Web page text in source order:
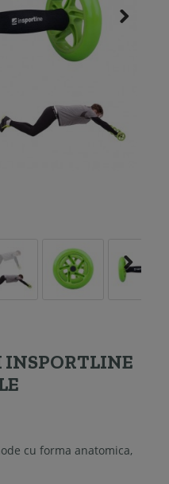
INSPORTLINE
cu forma anatomica,